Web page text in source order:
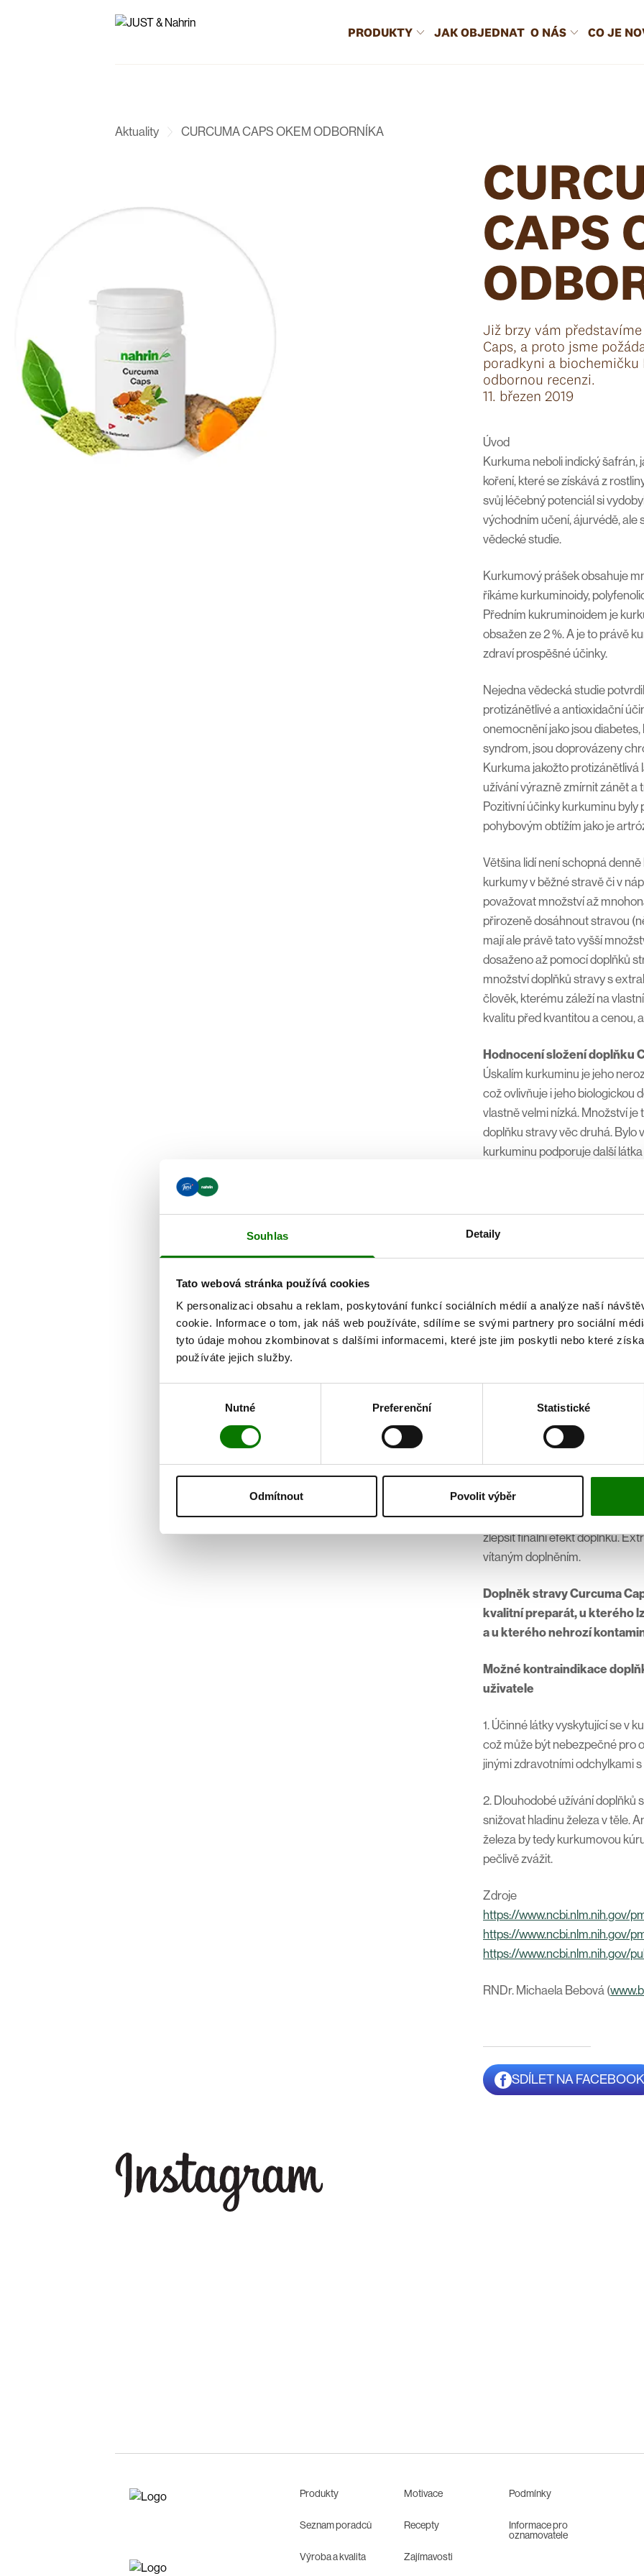
Souhlas Detaily
Tato webová stránka používá cookies
K personalizaci obsahu a reklam, poskytování funkcí sociálních médií a analýze naší
cookie. Informace o tom, jak náš web používáte, sdílíme se svými partnery pro sociální
tyto údaje mohou zkombinovat s dalšími informacemi, které jste jim poskytli nebo které
používáte jejich služby.
Nutné Preferenční Statistické
Odmítnout Povolit výběr
PRODUKTY JAK OBJEDNAT O NÁS CO JE
Aktuality CURCUMA CAPS OKEM ODBORNÍKA
CAPS
Již brzy vám
Caps, a proto jsme
poradkyni a biochemičku
odbornou recenzi.
11. březen 2019
Úvod
Kurkuma neboli indický šafrán,
koření, které se získává z
svůj léčebný potenciál si
východním učení, ájurvédě,
vědecké studie.
Kurkumový prášek obsahuje
říkáme kurkuminoidy,
Předním kukruminoidem je
obsažen ze 2 %. A je to právě
zdraví prospěšné účinky.
Nejedna vědecká studie
protizánětlivé a antioxidační
onemocnění jako jsou
syndrom, jsou doprovázeny
Kurkuma jakožto
užívání výrazně zmírnit zánět a
Pozitivní účinky kurkuminu
pohybovým obtížím jako je
Většina lidí není schopná
kurkumy v běžné stravě či v
považovat množství až
přirozeně dosáhnout stravou
mají ale právě tato vyšší
dosaženo až pomocí doplňků
množství doplňků stravy s
člověk, kterému záleží na
kvalitu před kvantitou a cenou,
Hodnocení složení doplňku
Úskalím kurkuminu je jeho
což ovlivňuje i jeho biologickou
vlastně velmi nízká. Množství
doplňku stravy věc druhá. Bylo
kurkuminu podporuje další
látek, a to je piperin, který
tohoto faktu vědoma a k
moderním přístupem je však
schopné vstřebatelnost
preparátu Curcuma Caps je
γ-cyklodexrin. Cyklodextrin,
několika molekul glukózy.
stravy, kde je kurkumin
kvalitní a potenciálně
potravinářství jako
účely. Kurkuminoidy
vstřebatelnosti do krve a tím
studií dochází až k
porovnání s kurkuminem bez
účinných výtažků (200 mg a z
vyvážen lepší biologickou
Jakékoliv biologické látky jsou
působení. Kombinace vícero
zlepšit finální efekt doplňku.
vítaným doplněním.
Doplněk stravy Curcuma
kvalitní preparát, u kterého
a u kterého nehrozí
Možné kontraindikace
uživatele
1. Účinné látky vyskytující se v
což může být nebezpečné pro
jinými zdravotními odchylkami
2. Dlouhodobé užívání doplňků
snižovat hladinu železa v těle.
železa by tedy kurkumovou
pečlivě zvážit.
Zdroje
https://www.ncbi.nlm.nih.gov/
https://www.ncbi.nlm.nih.gov/
https://www.ncbi.nlm.nih.gov/
RNDr. Michaela Bebová (
SDÍLET NA FACEBOOK
Produkty
Seznam poradců
Výroba a kvalita
Motivace
Recepty
Zajímavosti
Podmínky
Informace pro
oznamovatele